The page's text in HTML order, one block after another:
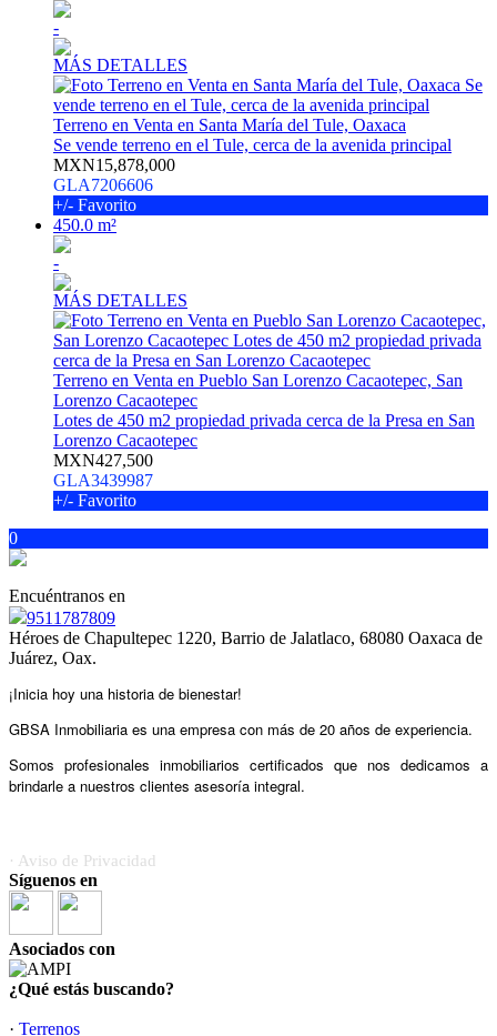
-
MÁS DETALLES
Terreno en Venta en Santa María del Tule, Oaxaca
Se vende terreno en el Tule, cerca de la avenida principal
MXN15,878,000
GLA7206606
+/- Favorito
450.0 m²
-
MÁS DETALLES
Terreno en Venta en Pueblo San Lorenzo Cacaotepec, San
Lorenzo Cacaotepec
Lotes de 450 m2 propiedad privada cerca de la Presa en San
Lorenzo Cacaotepec
MXN427,500
GLA3439987
+/- Favorito
0
Encuéntranos en
9511787809
Héroes de Chapultepec 1220, Barrio de Jalatlaco, 68080 Oaxaca de
Juárez, Oax.
¡Inicia hoy una historia de bienestar!
GBSA Inmobiliaria es una empresa con más de 20 años de experiencia.
Somos profesionales inmobiliarios certificados que nos dedicamos a
brindarle a nuestros clientes asesoría integral.
· Aviso de Privacidad
Síguenos en
Asociados con
¿Qué estás buscando?
· Terrenos